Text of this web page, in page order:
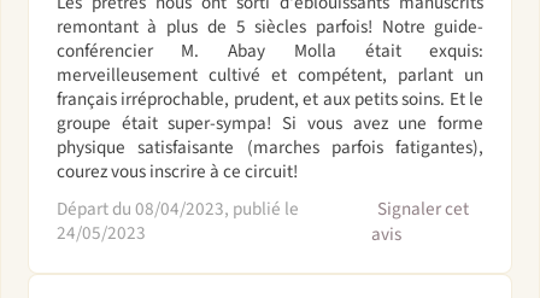
remontant à plus de 5 siècles parfois! Notre guide-
conférencier M. Abay Molla était exquis:
merveilleusement cultivé et compétent, parlant un
français irréprochable, prudent, et aux petits soins. Et le
groupe était super-sympa! Si vous avez une forme
physique satisfaisante (marches parfois fatigantes),
courez vous inscrire à ce circuit!
Départ du 08/04/2023, publié le
24/05/2023
Signaler cet
avis